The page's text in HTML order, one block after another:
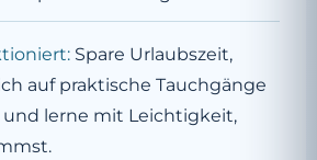
Spare Urlaubszeit,
auf praktische Tauchgänge
und lerne mit Leichtigkeit,